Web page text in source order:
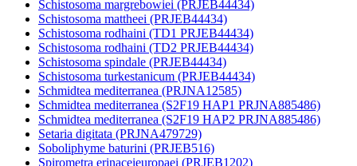
Schistosoma margrebowiei (PRJEB44434)
Schistosoma mattheei (PRJEB44434)
Schistosoma rodhaini (TD1 PRJEB44434)
Schistosoma rodhaini (TD2 PRJEB44434)
Schistosoma spindale (PRJEB44434)
Schistosoma turkestanicum (PRJEB44434)
Schmidtea mediterranea (PRJNA12585)
Schmidtea mediterranea (S2F19 HAP1 PRJNA885486)
Schmidtea mediterranea (S2F19 HAP2 PRJNA885486)
Setaria digitata (PRJNA479729)
Soboliphyme baturini (PRJEB516)
Spirometra erinaceieuropaei (PRJEB1202)